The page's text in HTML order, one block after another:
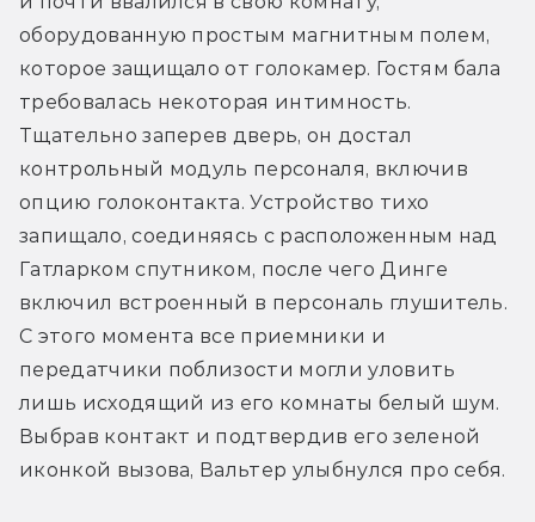
оборудованную простым магнитным полем,
которое защищало от голокамер. Гостям бала
требовалась некоторая интимность.
Тщательно заперев дверь, он достал
контрольный модуль персоналя, включив
опцию голоконтакта. Устройство тихо
запищало, соединяясь с расположенным над
Гатларком спутником, после чего Динге
включил встроенный в персональ глушитель.
С этого момента все приемники и
передатчики поблизости могли уловить
лишь исходящий из его комнаты белый шум.
Выбрав контакт и подтвердив его зеленой
иконкой вызова, Вальтер улыбнулся про себя.